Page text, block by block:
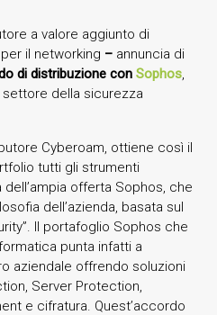
a valore aggiunto di
il networking – annuncia di
di distribuzione con Sophos,
della sicurezza
Cyberoam, ottiene così il
tutti gli strumenti
offerta Sophos, che
dell’azienda, basata sul
Il portafoglio Sophos che
punta infatti a
aziendale offrendo soluzioni
Server Protection,
e cifratura. Quest’accordo